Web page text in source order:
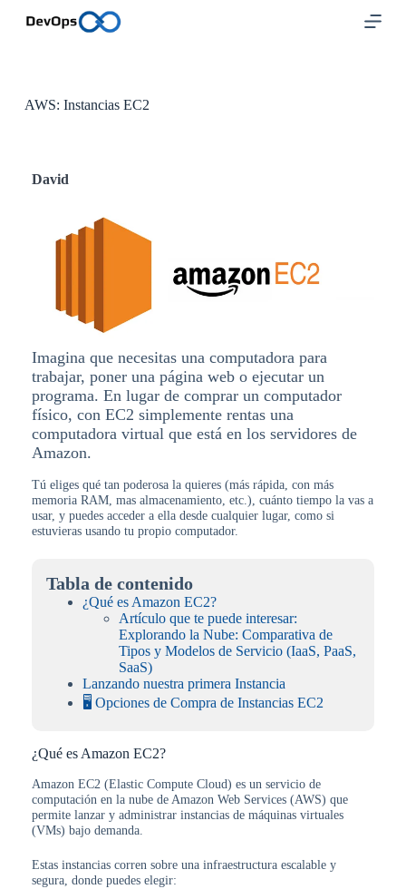
AWS: Instancias EC2
David
Imagina que necesitas una computadora para
trabajar, poner una página web o ejecutar un
programa. En lugar de comprar un computador
físico, con EC2 simplemente rentas una
computadora virtual que está en los servidores de
Amazon.
Tú eliges qué tan poderosa la quieres (más rápida, con más
memoria RAM, mas almacenamiento, etc.), cuánto tiempo la vas a
usar, y puedes acceder a ella desde cualquier lugar, como si
estuvieras usando tu propio computador.
Tabla de contenido
¿Qué es Amazon EC2?
Artículo que te puede interesar:
Explorando la Nube: Comparativa de
Tipos y Modelos de Servicio (IaaS, PaaS,
SaaS)
Lanzando nuestra primera Instancia
🖥️ Opciones de Compra de Instancias EC2
¿Qué es Amazon EC2?
Amazon EC2 (Elastic Compute Cloud) es un servicio de
computación en la nube de Amazon Web Services (AWS) que
permite lanzar y administrar instancias de máquinas virtuales
(VMs) bajo demanda.
Estas instancias corren sobre una infraestructura escalable y
segura, donde puedes elegir: